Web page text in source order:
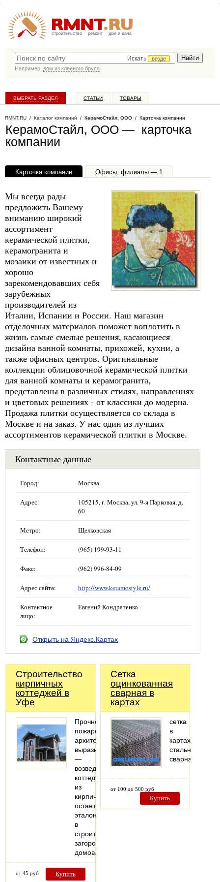
строительство ремонт дом и дача
Искать
везде
Например, дом из клееного бруса
ВЫБРАТЬ РАЗДЕЛ СТАТЬИ ТОВАРЫ
RMNT.RU / Каталог компаний / КерамоСтайл, ООО / Карточка компании
КерамоСтайл, ООО — карточка
компании
Карточка компании Офисы, филиалы — 1
Мы всегда рады
предложить Вашему
вниманию широкий
ассортимент
керамической плитки,
керамогранита и
мозаики от известных и
хорошо
зарекомендовавших себя
зарубежных
производителей из
Италии, Испании и России. Наш магазин
отделочных материалов поможет воплотить в
жизнь самые смелые решения, касающиеся
дизайна ванной комнаты, прихожей, кухни, а
также офисных центров. Оригинальные
коллекции облицовочной керамической плитки
для ванной комнаты и керамогранита,
представлены в различных стилях, направлениях
и цветовых решениях - от классики до модерна.
Продажа плитки осуществляется со склада в
Москве и на заказ. У нас один из лучших
ассортиментов керамической плитки в Москве.
Контактные данные
Город: Москва
Адрес:
105215, г. Москва, ул. 9-я Парковая, д.
60
Метро: Щелковская
Телефон: (965) 199-93-11
Факс: (962) 996-84-09
Адрес сайта: http://www.keramostyle.ru/
Контактное
лицо:
Евгений Кондратенко
Открыть на Яндекс.Картах
Строительство
кирпичных
коттеджей в
Уфе
Прочность,
пожаробезопасность,
архитектурная
выразительность
—
возведение
коттеджей
из
кирпича
остается
эталоном
в
строительстве
загородных
домов.
от 45 руб Купить
Сетка
оцинкованная
сварная в
картах
сетка
в
картах
стальная
сварная
от 100 до 500 руб
Купить